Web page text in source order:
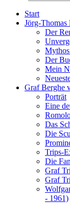
Start
Jörg-Thomas
Der
Mythos
Der
Mein
Graf Berghe
Porträt
Eine
Das
Die
Trips-
Die
Graf
Graf
- 1961)